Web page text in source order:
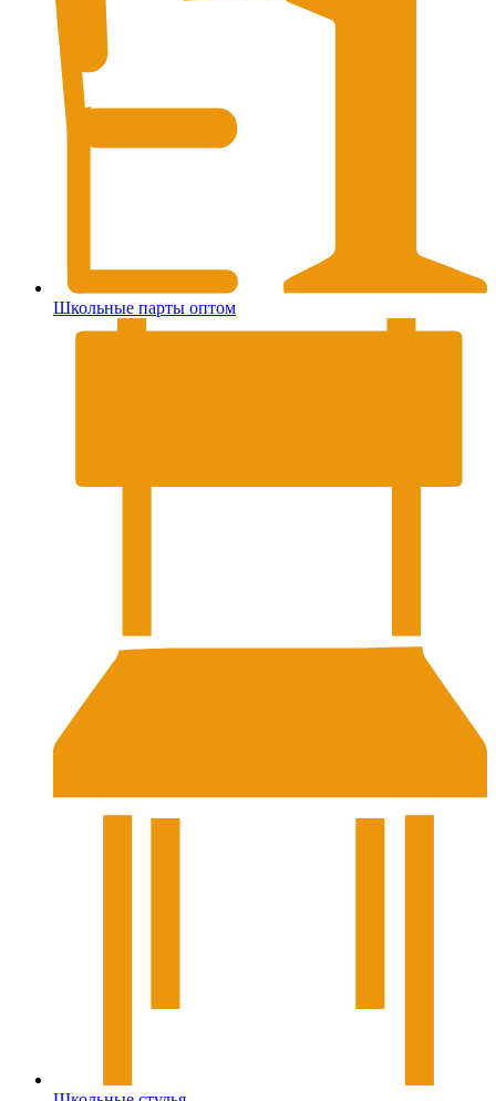
Школьные парты оптом